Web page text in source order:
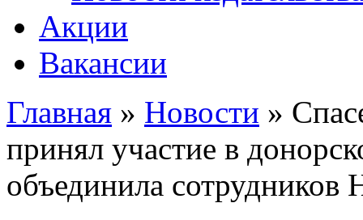
Акции
Вакансии
Вы здесь
Главная » Новости »
принял участие в
объединила